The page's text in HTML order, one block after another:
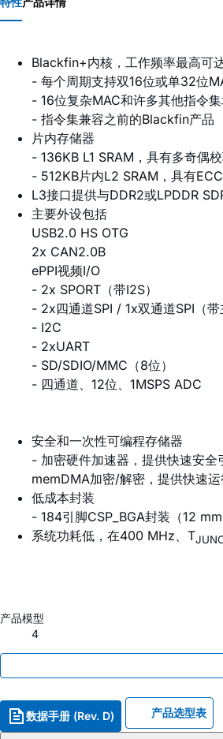
Blackfin+内核，工作频率最高可
- 每个周期支持双16位或单32位
- 16位复杂MAC和许多其他指令
- 指令集兼容之前的Blackfin产品
片内存储器
- 136KB L1 SRAM，具有多奇偶
- 512KB片内L2 SRAM，具有
L3接口提供与DDR2或LPDDR
主要外设包括
USB2.0 HS OTG
2x CAN2.0B
ePPI视频I/O
- 2x SPORT（带I2S）
- 2x四通道SPI / 1x双通道SPI（带
- I2C
- 2xUART
- SD/SDIO/MMC（8位）
- 四通道、12位、1MSPS ADC
安全和一次性可编程存储器
- 加密硬件加速器，提供快速安全
memDMA加密/解密，提供快速
低成本封装
- 184引脚CSP_BGA封装（12
系统功耗低，在400 MHz、T
产品模型
4
数据手册 (Rev. D) 产品选型表